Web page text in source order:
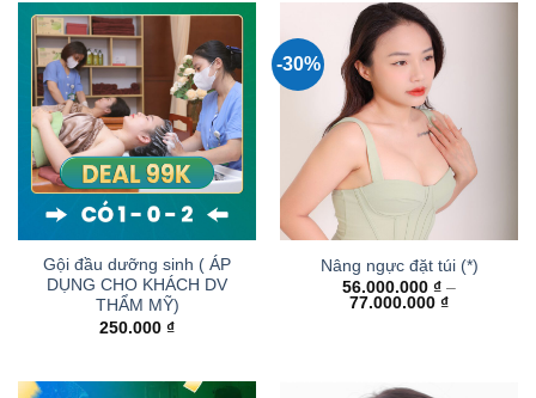
Gội đầu dưỡng sinh ( ÁP
DỤNG CHO KHÁCH DV
THẨM MỸ)
250.000 ₫
-30%
Nâng ngực đặt túi (*)
56.000.000 ₫ –
77.000.000 ₫Khoảng